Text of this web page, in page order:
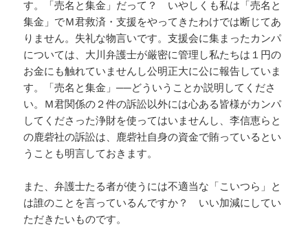
す。「売名と集金」だって？ いやしくも私は「売名と
集金」でＭ君救済・支援をやってきたわけでは断じてあ
りません。失礼な物言いです。支援会に集まったカンパ
については、大川弁護士が厳密に管理し私たちは１円の
お金にも触れていませんし公明正大に公に報告していま
す。「売名と集金」──どういうことか説明してくださ
い。Ｍ君関係の２件の訴訟以外には心ある皆様がカンパ
してくださった浄財を使ってはいませんし、李信恵らと
の鹿砦社の訴訟は、鹿砦社自身の資金で賄っているとい
うことも明言しておきます。
また、弁護士たる者が使うには不適当な「こいつら」と
は誰のことを言っているんですか？ いい加減にしてい
ただきたいものです。